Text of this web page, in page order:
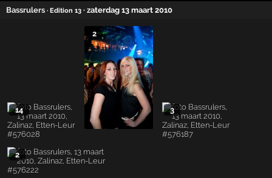
Bassrulers · Edition 13 · zaterdag 13 maart 2010
14
2
3
2